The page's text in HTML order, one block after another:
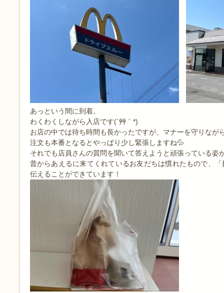
あっという間に到着。
わくわくしながら入店です(´艸｀*)
お店の中では待ち時間も長かったですが、マナーを守りなが
注文も本番となるとやっぱり少し緊張しますね💦
それでも店員さんの質問を聞いて答えようと頑張っている姿
昔からあえるに来てくれているお友だちは慣れたもので、
伝えることができています！